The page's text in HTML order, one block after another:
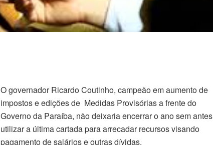
O governador Ricardo Coutinho, campeão em aumento de
impostos e edições de Medidas Provisórias a frente do
Governo da Paraíba, não deixaria encerrar o ano sem antes
utilizar a última cartada para arrecadar recursos visando
pagamento de salários e outras dívidas.